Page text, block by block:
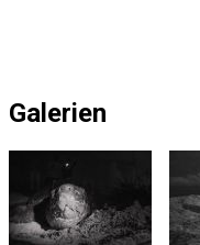
Galerien